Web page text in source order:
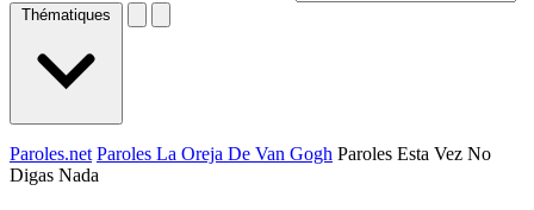
Thématiques
Paroles.net Paroles La Oreja De Van Gogh Paroles Esta Vez No
Digas Nada